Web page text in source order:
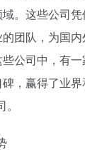
。这些公司
团队，为国
公司中，有
，赢得了业界